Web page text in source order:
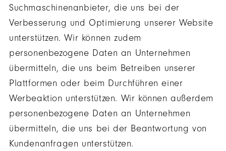
Suchmaschinenanbieter, die uns bei der
Verbesserung und Optimierung unserer Website
unterstützen. Wir können zudem
personenbezogene Daten an Unternehmen
übermitteln, die uns beim Betreiben unserer
Plattformen oder beim Durchführen einer
Werbeaktion unterstützen. Wir können außerdem
personenbezogene Daten an Unternehmen
übermitteln, die uns bei der Beantwortung von
Kundenanfragen unterstützen.